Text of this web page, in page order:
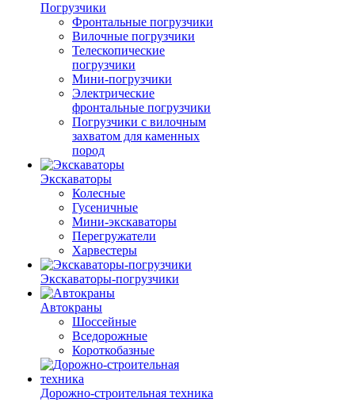
Погрузчики
Фронтальные погрузчики
Вилочные погрузчики
Телескопические
погрузчики
Мини-погрузчики
Электрические
фронтальные погрузчики
Погрузчики с вилочным
захватом для каменных
пород
Экскаваторы
Колесные
Гусеничные
Мини-экскаваторы
Перегружатели
Харвестеры
Экскаваторы-погрузчики
Автокраны
Шоссейные
Вседорожные
Короткобазные
Дорожно-строительная техника